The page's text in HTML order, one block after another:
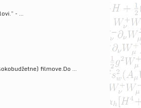
- ...
filmove.Do ...